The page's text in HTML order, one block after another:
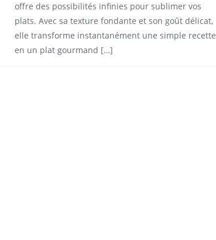
offre des possibilités infinies pour sublimer vos
plats. Avec sa texture fondante et son goût délicat,
elle transforme instantanément une simple recette
en un plat gourmand […]